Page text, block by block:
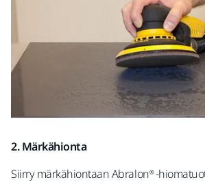
2. Märkähionta
Siirry märkähiontaan Abralon® -